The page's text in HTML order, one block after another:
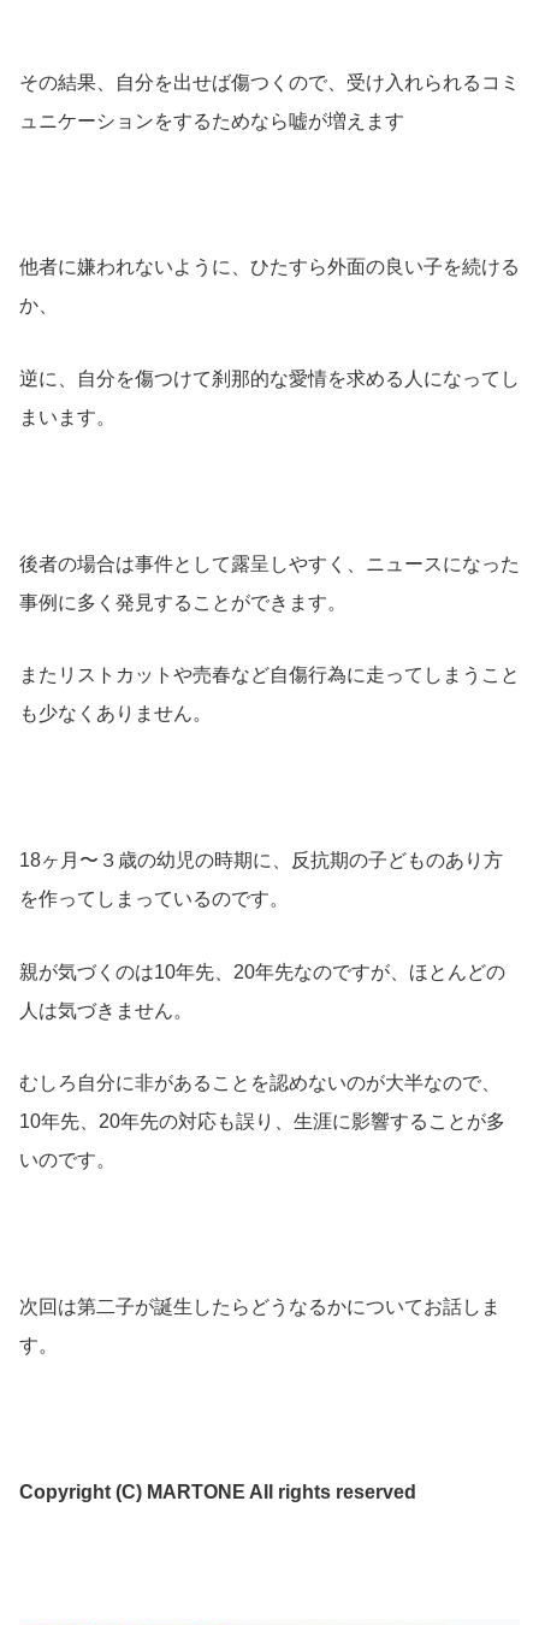
その結果、自分を出せば傷つくので、受け入れられるコミ
ュニケーションをするためなら嘘が増えます
他者に嫌われないように、ひたすら外面の良い子を続ける
か、
逆に、自分を傷つけて刹那的な愛情を求める人になってし
まいます。
後者の場合は事件として露呈しやすく、ニュースになった
事例に多く発見することができます。
またリストカットや売春など自傷行為に走ってしまうこと
も少なくありません。
18ヶ月〜３歳の幼児の時期に、反抗期の子どものあり方
を作ってしまっているのです。
親が気づくのは10年先、20年先なのですが、ほとんどの
人は気づきません。
むしろ自分に非があることを認めないのが大半なので、
10年先、20年先の対応も誤り、生涯に影響することが多
いのです。
次回は第二子が誕生したらどうなるかについてお話しま
す。
Copyright (C) MARTONE All rights reserved